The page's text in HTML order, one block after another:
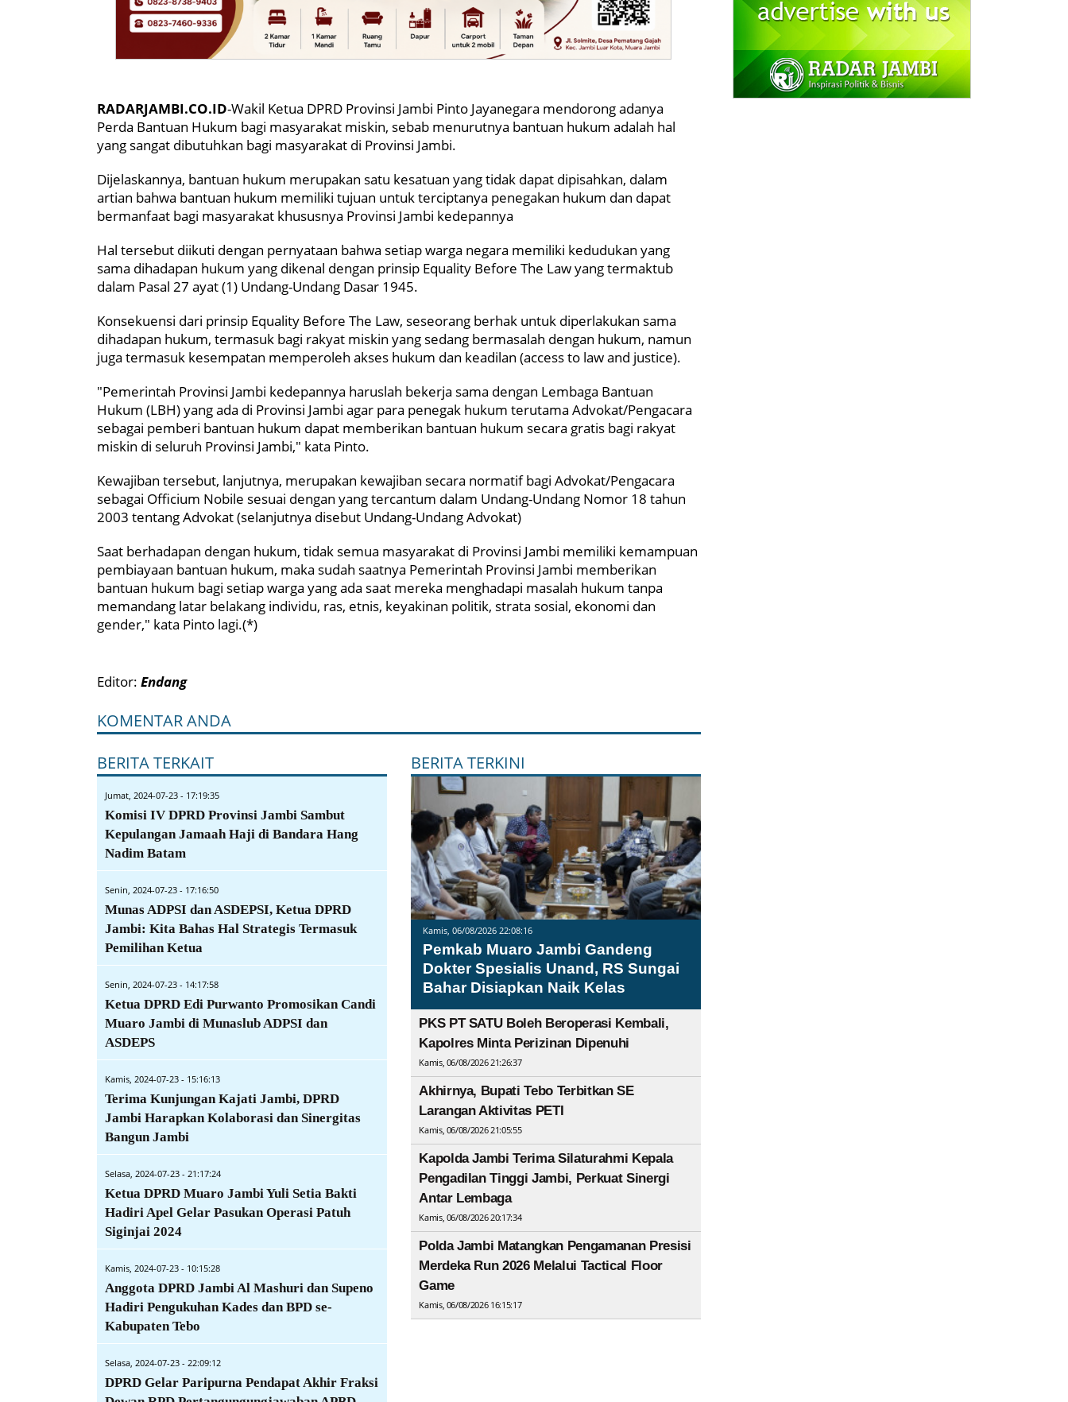
RADARJAMBI.CO.ID-Wakil Ketua DPRD Provinsi Jambi Pinto Jayanegara mendorong adanya
Perda Bantuan Hukum bagi masyarakat miskin, sebab menurutnya bantuan hukum adalah hal
yang sangat dibutuhkan bagi masyarakat di Provinsi Jambi.
Dijelaskannya, bantuan hukum merupakan satu kesatuan yang tidak dapat dipisahkan, dalam
artian bahwa bantuan hukum memiliki tujuan untuk terciptanya penegakan hukum dan dapat
bermanfaat bagi masyarakat khususnya Provinsi Jambi kedepannya
Hal tersebut diikuti dengan pernyataan bahwa setiap warga negara memiliki kedudukan yang
sama dihadapan hukum yang dikenal dengan prinsip Equality Before The Law yang termaktub
dalam Pasal 27 ayat (1) Undang-Undang Dasar 1945.
Konsekuensi dari prinsip Equality Before The Law, seseorang berhak untuk diperlakukan sama
dihadapan hukum, termasuk bagi rakyat miskin yang sedang bermasalah dengan hukum, namun
juga termasuk kesempatan memperoleh akses hukum dan keadilan (access to law and justice).
"Pemerintah Provinsi Jambi kedepannya haruslah bekerja sama dengan Lembaga Bantuan
Hukum (LBH) yang ada di Provinsi Jambi agar para penegak hukum terutama Advokat/Pengacara
sebagai pemberi bantuan hukum dapat memberikan bantuan hukum secara gratis bagi rakyat
miskin di seluruh Provinsi Jambi," kata Pinto.
Kewajiban tersebut, lanjutnya, merupakan kewajiban secara normatif bagi Advokat/Pengacara
sebagai Officium Nobile sesuai dengan yang tercantum dalam Undang-Undang Nomor 18 tahun
2003 tentang Advokat (selanjutnya disebut Undang-Undang Advokat)
Saat berhadapan dengan hukum, tidak semua masyarakat di Provinsi Jambi memiliki kemampuan
pembiayaan bantuan hukum, maka sudah saatnya Pemerintah Provinsi Jambi memberikan
bantuan hukum bagi setiap warga yang ada saat mereka menghadapi masalah hukum tanpa
memandang latar belakang individu, ras, etnis, keyakinan politik, strata sosial, ekonomi dan
gender," kata Pinto lagi.(*)
Editor: Endang
KOMENTAR ANDA
BERITA TERKAIT
Jumat, 2024-07-23 - 17:19:35
Komisi IV DPRD Provinsi Jambi Sambut
Kepulangan Jamaah Haji di Bandara Hang
Nadim Batam
Senin, 2024-07-23 - 17:16:50
Munas ADPSI dan ASDEPSI, Ketua DPRD
Jambi: Kita Bahas Hal Strategis Termasuk
Pemilihan Ketua
Senin, 2024-07-23 - 14:17:58
Ketua DPRD Edi Purwanto Promosikan Candi
Muaro Jambi di Munaslub ADPSI dan
ASDEPS
Kamis, 2024-07-23 - 15:16:13
Terima Kunjungan Kajati Jambi, DPRD
Jambi Harapkan Kolaborasi dan Sinergitas
Bangun Jambi
Selasa, 2024-07-23 - 21:17:24
Ketua DPRD Muaro Jambi Yuli Setia Bakti
Hadiri Apel Gelar Pasukan Operasi Patuh
Siginjai 2024
Kamis, 2024-07-23 - 10:15:28
Anggota DPRD Jambi Al Mashuri dan Supeno
Hadiri Pengukuhan Kades dan BPD se-
Kabupaten Tebo
Selasa, 2024-07-23 - 22:09:12
DPRD Gelar Paripurna Pendapat Akhir Fraksi
BERITA TERKINI
Kamis, 06/08/2026 22:08:16
Pemkab Muaro Jambi Gandeng
Dokter Spesialis Unand, RS Sungai
Bahar Disiapkan Naik Kelas
PKS PT SATU Boleh Beroperasi Kembali,
Kapolres Minta Perizinan Dipenuhi
Kamis, 06/08/2026 21:26:37
Akhirnya, Bupati Tebo Terbitkan SE
Larangan Aktivitas PETI
Kamis, 06/08/2026 21:05:55
Kapolda Jambi Terima Silaturahmi Kepala
Pengadilan Tinggi Jambi, Perkuat Sinergi
Antar Lembaga
Kamis, 06/08/2026 20:17:34
Polda Jambi Matangkan Pengamanan Presisi
Merdeka Run 2026 Melalui Tactical Floor
Game
Kamis, 06/08/2026 16:15:17